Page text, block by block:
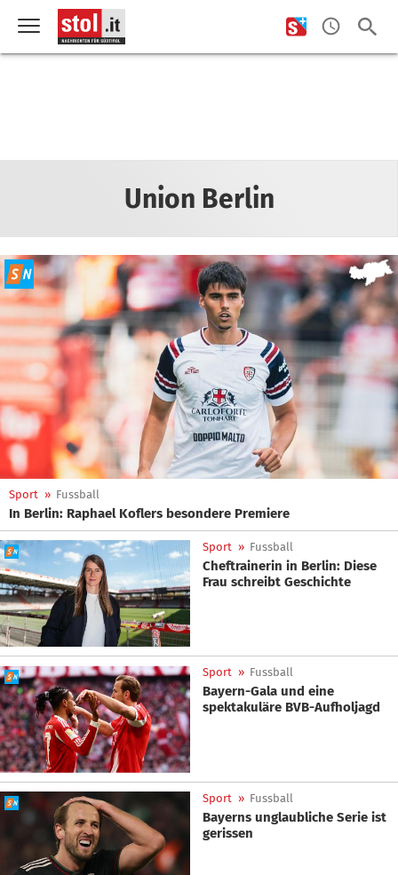
Union Berlin
Sport » Fussball
In Berlin: Raphael Koflers besondere Premiere
Sport » Fussball
Cheftrainerin in Berlin: Diese
Frau schreibt Geschichte
Sport » Fussball
Bayern-Gala und eine
spektakuläre BVB-Aufholjagd
Sport » Fussball
Bayerns unglaubliche Serie ist
gerissen